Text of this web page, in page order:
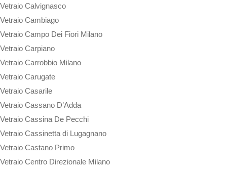
Vetraio Calvignasco
Vetraio Cambiago
Vetraio Campo Dei Fiori Milano
Vetraio Carpiano
Vetraio Carrobbio Milano
Vetraio Carugate
Vetraio Casarile
Vetraio Cassano D’Adda
Vetraio Cassina De Pecchi
Vetraio Cassinetta di Lugagnano
Vetraio Castano Primo
Vetraio Centro Direzionale Milano